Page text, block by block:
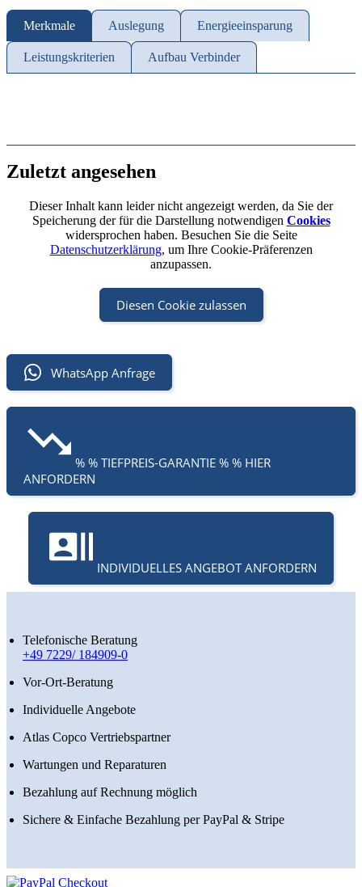
Merkmale Auslegung Energieeinsparung
Leistungskriterien Aufbau Verbinder
Zuletzt angesehen
Dieser Inhalt kann leider nicht angezeigt werden, da Sie der
Speicherung der für die Darstellung notwendigen Cookies
widersprochen haben. Besuchen Sie die Seite
Datenschutzerklärung, um Ihre Cookie-Präferenzen
anzupassen.
Diesen Cookie zulassen
WhatsApp Anfrage
% % TIEFPREIS-GARANTIE % % HIER
ANFORDERN
INDIVIDUELLES ANGEBOT ANFORDERN
Telefonische Beratung
+49 7229/ 184909-0
Vor-Ort-Beratung
Individuelle Angebote
Atlas Copco Vertriebspartner
Wartungen und Reparaturen
Bezahlung auf Rechnung möglich
Sichere & Einfache Bezahlung per PayPal & Stripe